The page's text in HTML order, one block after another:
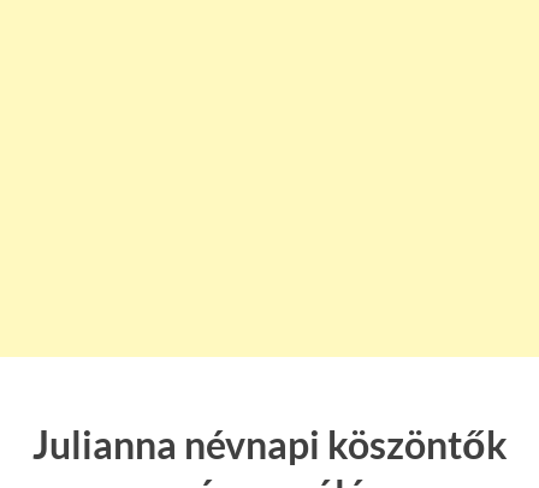
Julianna névnapi köszöntők